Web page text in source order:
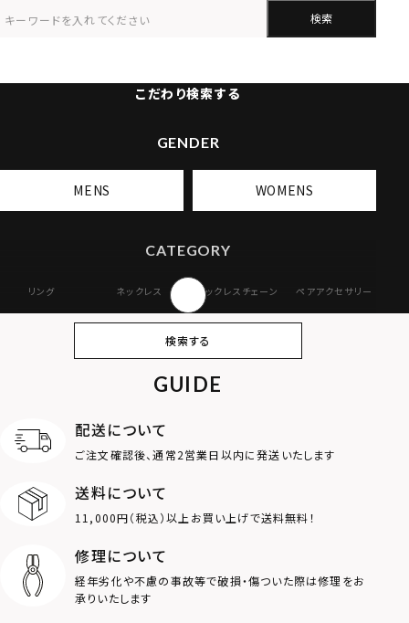
検索
こだわり検索する
GENDER
MENS WOMENS
CATEGORY
リング ネックレス ネックレスチェーン ペアアクセサリー
オンラインストア
ギフトボックス
ダブルリング
ロゴ
検索する
GUIDE
配送について
ご注文確認後、通常2営業日以内に発送いたします
送料について
11,000円（税込）以上お買い上げで送料無料！
修理について
経年劣化や不慮の事故等で破損・傷ついた際は修理をお
承りいたします